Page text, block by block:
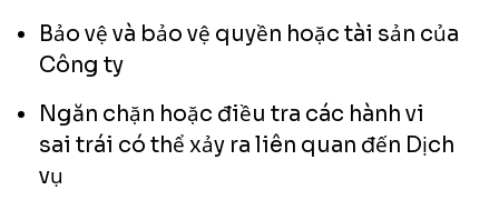
Bảo vệ và bảo vệ quyền hoặc tài sản của
Công ty
Ngăn chặn hoặc điều tra các hành vi
sai trái có thể xảy ra liên quan đến Dịch
vụ